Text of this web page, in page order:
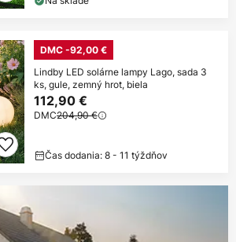
DMC -92,00 €
Lindby LED solárne lampy Lago, sada 3
ks, gule, zemný hrot, biela
112,90 €
DMC204,90 €
Čas dodania: 8 - 11 týždňov